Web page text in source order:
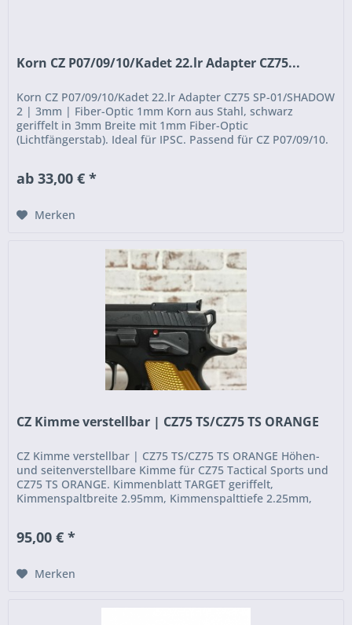
Korn CZ P07/09/10/Kadet 22.lr Adapter CZ75...
Korn CZ P07/09/10/Kadet 22.lr Adapter CZ75 SP-01/SHADOW
2 | 3mm | Fiber-Optic 1mm Korn aus Stahl, schwarz
geriffelt in 3mm Breite mit 1mm Fiber-Optic
(Lichtfängerstab). Ideal für IPSC. Passend für CZ P07/09/10.
ab 33,00 € *
Merken
CZ Kimme verstellbar | CZ75 TS/CZ75 TS ORANGE
CZ Kimme verstellbar | CZ75 TS/CZ75 TS ORANGE Höhen-
und seitenverstellbare Kimme für CZ75 Tactical Sports und
CZ75 TS ORANGE. Kimmenblatt TARGET geriffelt,
Kimmenspaltbreite 2.95mm, Kimmenspalttiefe 2.25mm,
95,00 € *
Merken